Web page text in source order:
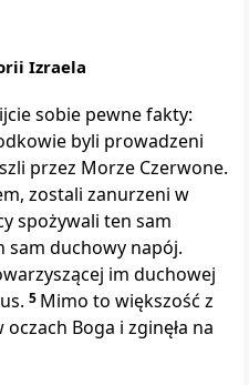
Izraela
sobie pewne fakty:
byli prowadzeni
przez Morze Czerwone.
zostali zanurzeni w
spożywali ten sam
sam duchowy napój.
im duchowej
5 Mimo to większość z
Boga i zginęła na